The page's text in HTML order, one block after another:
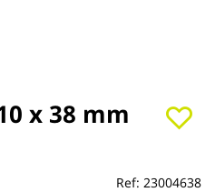
x 38 mm
Ref: 23004638